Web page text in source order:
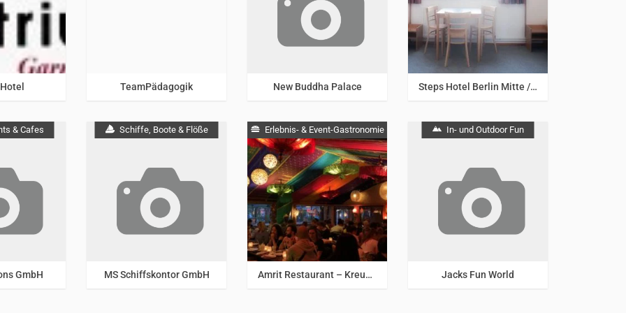
Berlin & Umgebung
TeamPädagogik New Buddha Palace Berlin & Umgebung Steps Hotel Berlin Mitte / Wedding
& Cafes
GmbH
Schiffe, Boote & Flöße
Berlin & Umgebung
MS Schiffskontor GmbH
Erlebnis- & Event-Gastronomie
Berlin & Umgebung Amrit Restaurant – Kreuzberg
In- und Outdoor Fun
Berlin & Umgebung
Jacks Fun World